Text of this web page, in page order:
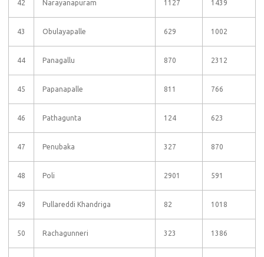
42 Narayanapuram 1127 1439
43 Obulayapalle 629 1002
44 Panagallu 870 2312
45 Papanapalle 811 766
46 Pathagunta 124 623
47 Penubaka 327 870
48 Poli 2901 591
49 Pullareddi Khandriga 82 1018
50 Rachagunneri 323 1386